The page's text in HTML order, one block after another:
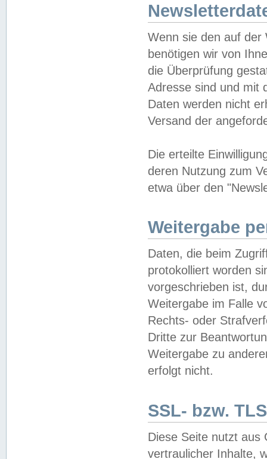
Wenn sie den auf der
benötigen wir von
die Überprüfung
Adresse sind und mit
Daten werden nicht
Versand der
Die erteilte
deren Nutzung zum
etwa über den
Weitergabe
Daten, die beim
protokolliert worden
vorgeschrieben ist,
Weitergabe im Falle
Rechts- oder
Dritte zur
Weitergabe zu
erfolgt nicht.
SSL- bzw.
Diese Seite nutzt aus
vertraulicher Inhalte,